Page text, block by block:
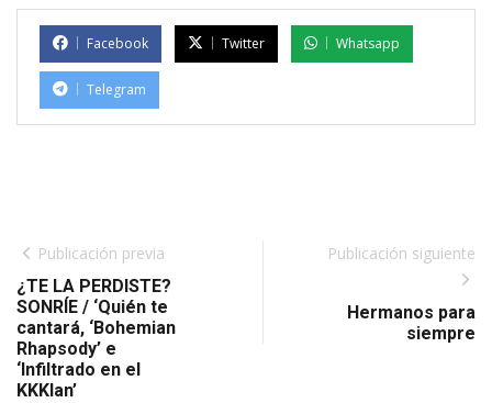
Facebook Twitter Whatsapp
Telegram
Publicación previa
¿TE LA PERDISTE?
SONRÍE / ‘Quién te
cantará, ‘Bohemian
Rhapsody’ e
‘Infiltrado en el
KKKlan’
Publicación siguiente
Hermanos para
siempre